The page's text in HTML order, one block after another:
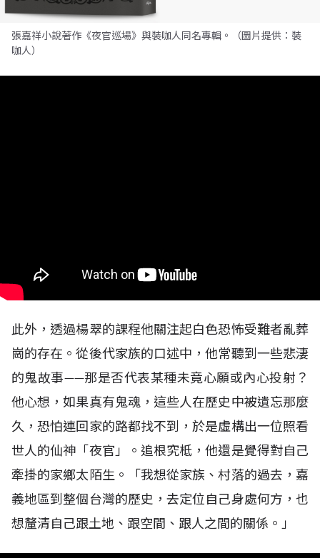
張嘉祥小說著作《夜官巡場》與裝咖人同名專輯。（圖片提供：裝
咖人）
此外，透過楊翠的課程他關注起白色恐怖受難者亂葬
崗的存在。從後代家族的口述中，他常聽到一些悲淒
的鬼故事——那是否代表某種未竟心願或內心投射？
他心想，如果真有鬼魂，這些人在歷史中被遺忘那麼
久，恐怕連回家的路都找不到，於是虛構出一位照看
世人的仙神「夜官」。追根究柢，他還是覺得對自己
牽掛的家鄉太陌生。「我想從家族、村落的過去，嘉
義地區到整個台灣的歷史，去定位自己身處何方，也
想釐清自己跟土地、跟空間、跟人之間的關係。」